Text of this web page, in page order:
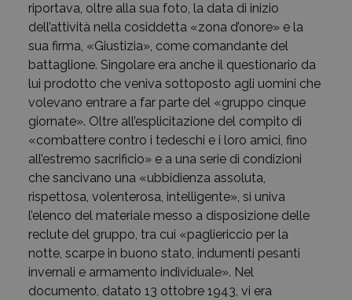
riportava, oltre alla sua foto, la data di inizio
dell’attività nella cosiddetta «zona d’onore» e la
sua firma, «Giustizia», come comandante del
battaglione. Singolare era anche il questionario da
lui prodotto che veniva sottoposto agli uomini che
volevano entrare a far parte del «gruppo cinque
giornate». Oltre all’esplicitazione del compito di
«combattere contro i tedeschi e i loro amici, fino
all’estremo sacrificio» e a una serie di condizioni
che sancivano una «ubbidienza assoluta,
rispettosa, volenterosa, intelligente», si univa
l’elenco del materiale messo a disposizione delle
reclute del gruppo, tra cui «pagliericcio per la
notte, scarpe in buono stato, indumenti pesanti
invernali e armamento individuale». Nel
documento, datato 13 ottobre 1943, vi era